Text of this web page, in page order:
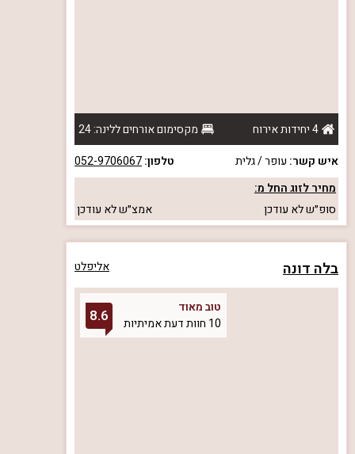
4 יחידות אירוח
מקסימום אורחים ללינה: 24
איש קשר: עופר / גלית טלפון:052-9706067
מחיר לזוג החל מ:
סופ״שלא עודכן אמצ״שלא עודכן
בלה דונה אליפלט
טוב מאוד
10 חוות דעת אמיתיות
8.6